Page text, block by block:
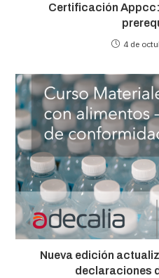
Certificación
4 de
Nueva edición
declaraciones